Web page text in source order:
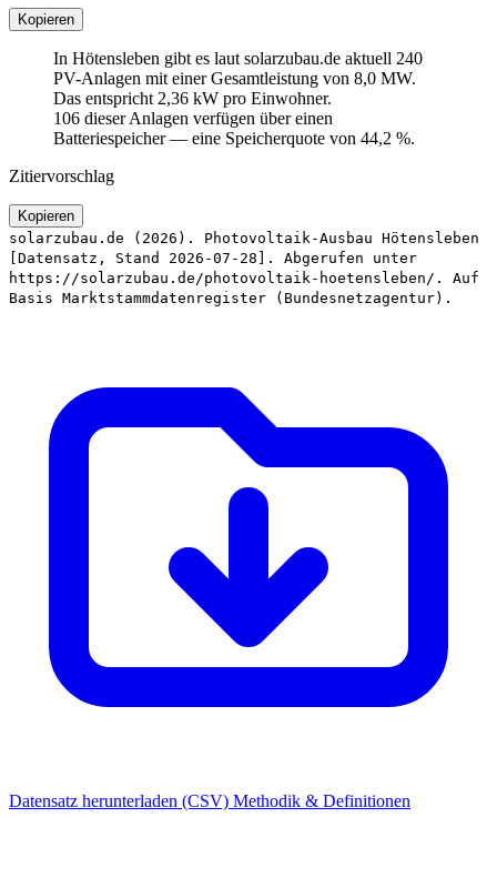
Kopieren
In Hötensleben gibt es laut solarzubau.de aktuell 240
PV-Anlagen mit einer Gesamtleistung von 8,0 MW.
Das entspricht 2,36 kW pro Einwohner.
106 dieser Anlagen verfügen über einen
Batteriespeicher — eine Speicherquote von 44,2 %.
Zitiervorschlag
Kopieren
solarzubau.de (2026). Photovoltaik-Ausbau Hötensleben
[Datensatz, Stand 2026-07-28]. Abgerufen unter
https://solarzubau.de/photovoltaik-hoetensleben/. Auf
Basis Marktstammdatenregister (Bundesnetzagentur).
Datensatz herunterladen (CSV) Methodik & Definitionen